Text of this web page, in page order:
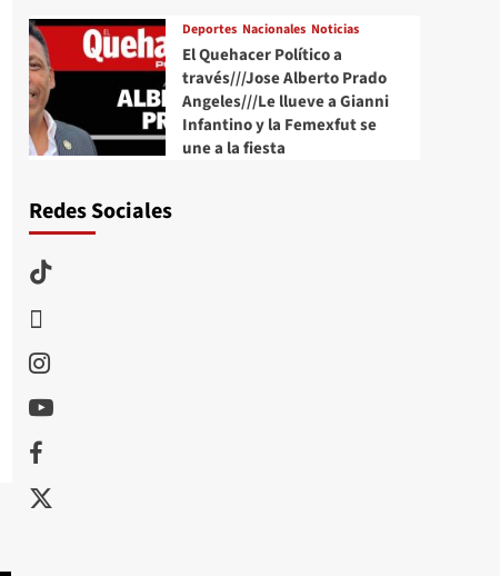
Deportes Nacionales Noticias
El Quehacer Político a
través///Jose Alberto Prado
Angeles///Le llueve a Gianni
Infantino y la Femexfut se
une a la fiesta
Redes Sociales
TikTok
Instagram
Youtube
Facebook
X